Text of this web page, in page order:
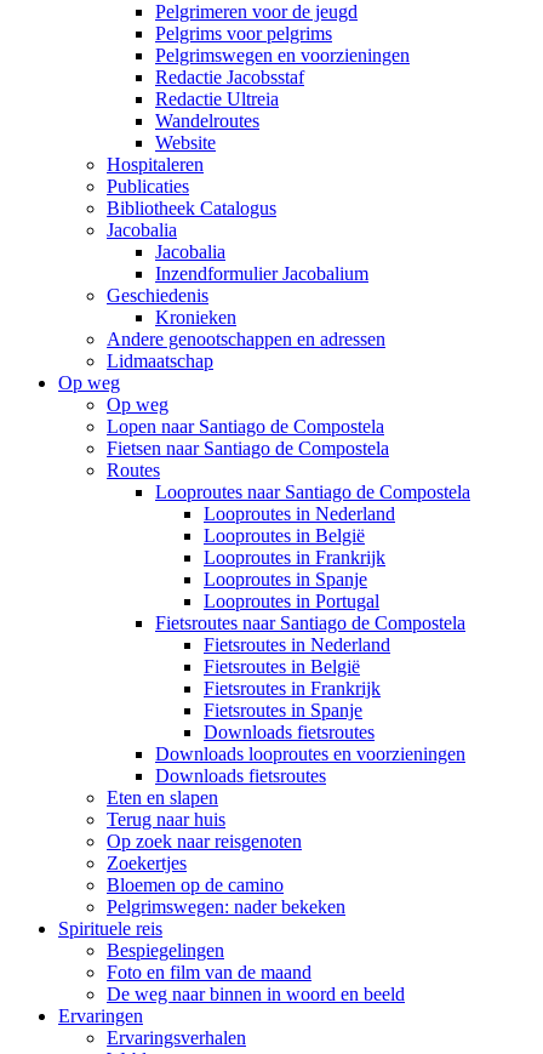
Pelgrimeren voor de jeugd
Pelgrims voor pelgrims
Pelgrimswegen en voorzieningen
Redactie Jacobsstaf
Redactie Ultreia
Wandelroutes
Website
Hospitaleren
Publicaties
Bibliotheek Catalogus
Jacobalia
Jacobalia
Inzendformulier Jacobalium
Geschiedenis
Kronieken
Andere genootschappen en adressen
Lidmaatschap
Op weg
Op weg
Lopen naar Santiago de Compostela
Fietsen naar Santiago de Compostela
Routes
Looproutes naar Santiago de Compostela
Looproutes in Nederland
Looproutes in België
Looproutes in Frankrijk
Looproutes in Spanje
Looproutes in Portugal
Fietsroutes naar Santiago de Compostela
Fietsroutes in Nederland
Fietsroutes in België
Fietsroutes in Frankrijk
Fietsroutes in Spanje
Downloads fietsroutes
Downloads looproutes en voorzieningen
Downloads fietsroutes
Eten en slapen
Terug naar huis
Op zoek naar reisgenoten
Zoekertjes
Bloemen op de camino
Pelgrimswegen: nader bekeken
Spirituele reis
Bespiegelingen
Foto en film van de maand
De weg naar binnen in woord en beeld
Ervaringen
Ervaringsverhalen